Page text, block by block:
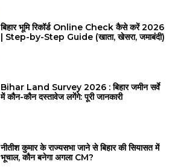
बिहार भूमि रिकॉर्ड Online Check कैसे करें 2026
| Step-by-Step Guide (खाता, खेसरा, जमाबंदी)
Bihar Land Survey 2026 : बिहार जमीन सर्वे
में कौन-कौन दस्तावेज लगेंगे: पूरी जानकारी
नीतीश कुमार के राज्यसभा जाने से बिहार की सियासत में
भूचाल, कौन बनेगा अगला CM?